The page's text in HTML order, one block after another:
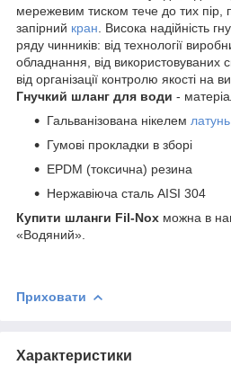
мережевим тиском тече до тих пір,
запірний кран . Висока надійність
ряду чинників: від технології
обладнання, від використовуваних
від організації контролю якості на
Гнучкий шланг для води -
Гальванізована нікелем латунь
Гумові прокладки в зборі
EPDM (токсична) резина
Нержавіюча сталь AISI 304
Купити шланги Fil-Nox можна в
«Водяний».
Приховати
Характеристики